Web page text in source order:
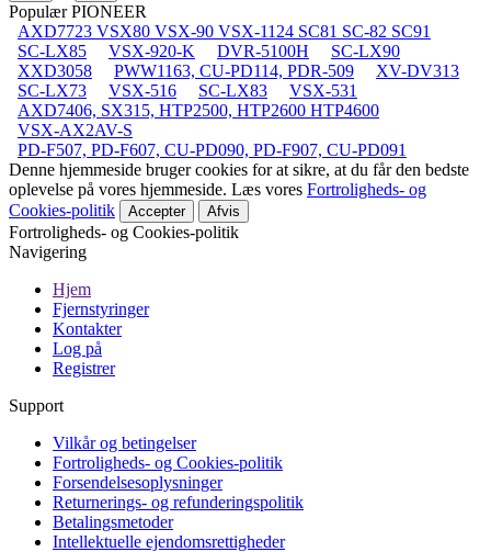
Populær PIONEER
AXD7723 VSX80 VSX-90 VSX-1124 SC81 SC-82 SC91
SC-LX85
VSX-920-K DVR-5100H
SC-LX90
XXD3058
PWW1163, CU-PD114, PDR-509
XV-DV313
SC-LX73
VSX-516 SC-LX83
VSX-531
AXD7406, SX315, HTP2500, HTP2600 HTP4600
VSX-AX2AV-S
PD-F507, PD-F607, CU-PD090, PD-F907, CU-PD091
Denne hjemmeside bruger cookies for at sikre, at du får den bedste
oplevelse på vores hjemmeside. Læs vores Fortroligheds- og
Cookies-politik
Accepter Afvis
Fortroligheds- og Cookies-politik
Navigering
Hjem
Fjernstyringer
Kontakter
Log på
Registrer
Support
Vilkår og betingelser
Fortroligheds- og Cookies-politik
Forsendelsesoplysninger
Returnerings- og refunderingspolitik
Betalingsmetoder
Intellektuelle ejendomsrettigheder